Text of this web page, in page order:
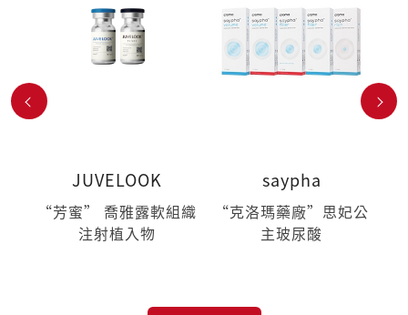
JUVELOOK
“芳蜜” 喬雅露軟組織
注射植入物
saypha
“克洛瑪藥廠”思妃公
主玻尿酸